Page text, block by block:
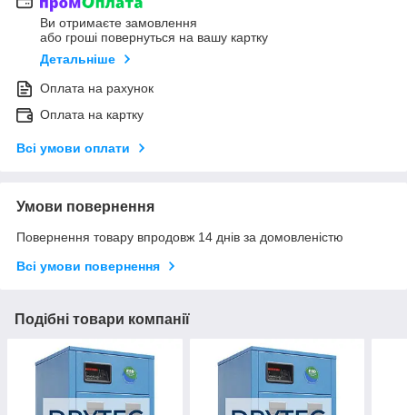
Ви отримаєте замовлення
або гроші повернуться на вашу картку
Детальніше
Оплата на рахунок
Оплата на картку
Всі умови оплати
Умови повернення
Повернення товару впродовж 14 днів за домовленістю
Всі умови повернення
Подібні товари компанії